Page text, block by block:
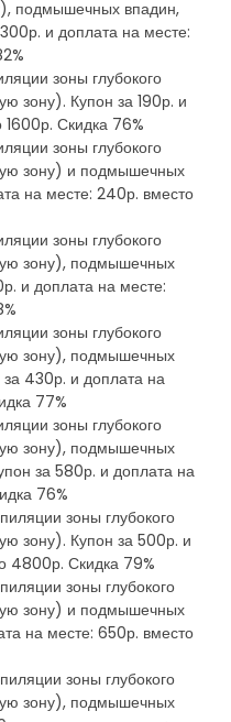
подмышечных впадин,
и доплата на месте:
зоны глубокого
зону). Купон за 190р. и
1600р. Скидка 76%
зоны глубокого
зону) и подмышечных
на месте: 240р. вместо
зоны глубокого
зону), подмышечных
и доплата на месте:
зоны глубокого
зону), подмышечных
430р. и доплата на
77%
зоны глубокого
зону), подмышечных
за 580р. и доплата на
76%
зоны глубокого
зону). Купон за 500р. и
4800р. Скидка 79%
зоны глубокого
зону) и подмышечных
на месте: 650р. вместо
зоны глубокого
зону), подмышечных